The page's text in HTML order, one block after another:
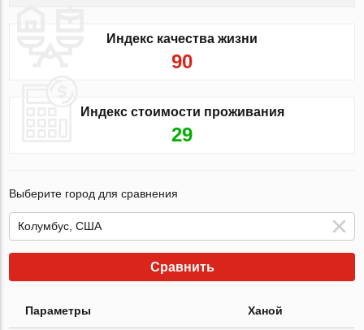
Индекс качества жизни
90
Индекс стоимости проживания
29
Выберите город для сравнения
Сравнить
Параметры Ханой